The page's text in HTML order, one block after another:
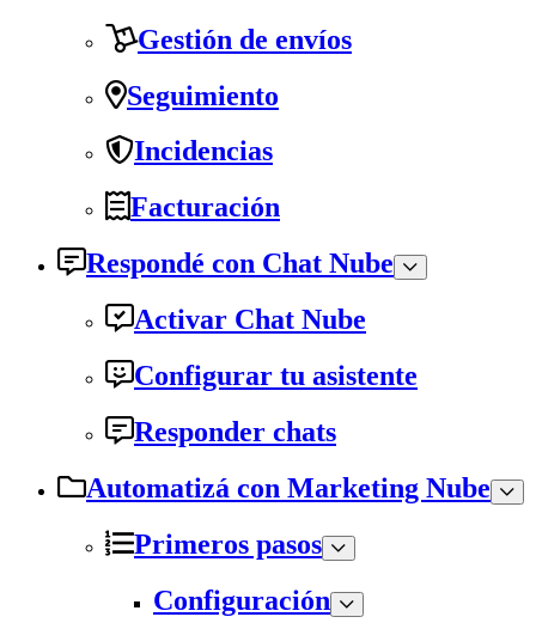
Gestión de envíos
Seguimiento
Incidencias
Facturación
Respondé con Chat Nube
Activar Chat Nube
Configurar tu asistente
Responder chats
Automatizá con Marketing Nube
Primeros pasos
Configuración